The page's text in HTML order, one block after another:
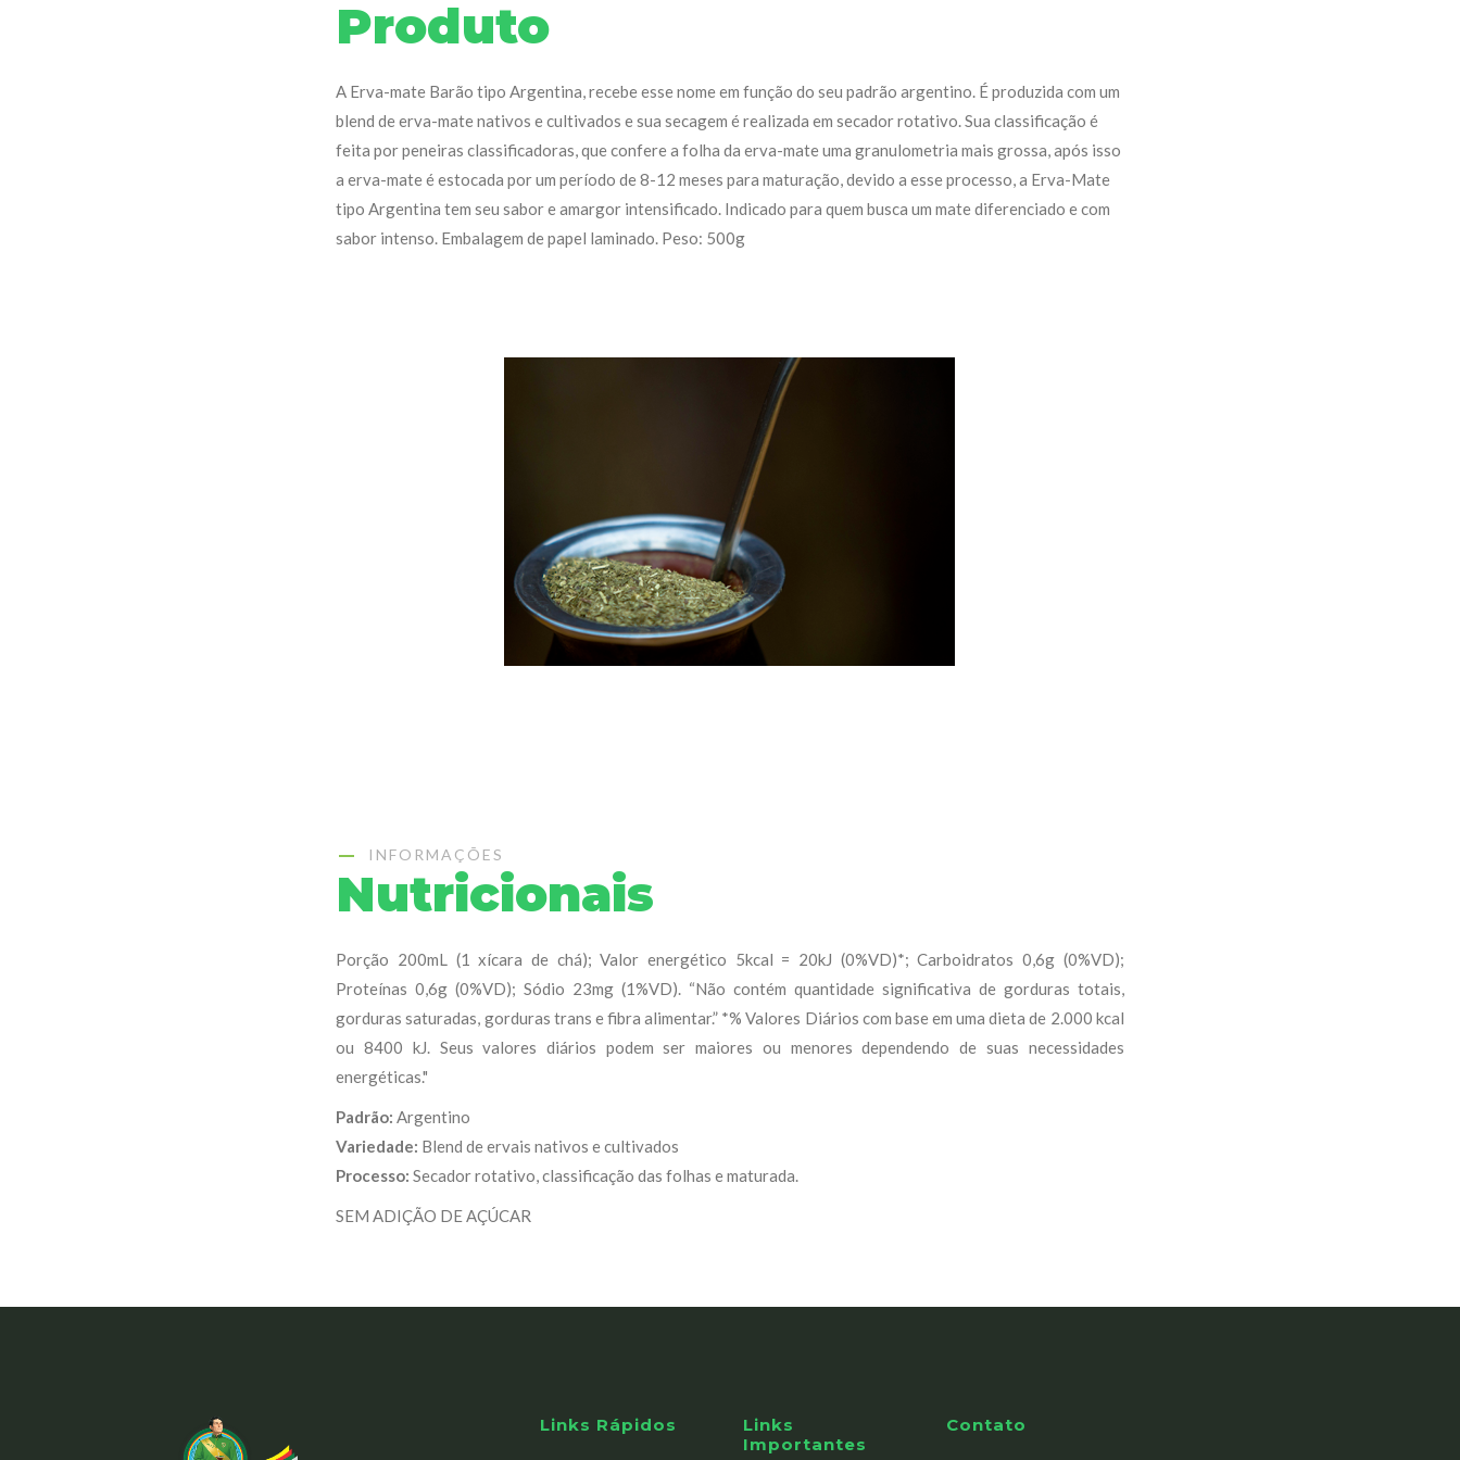
Produto
A Erva-mate Barão tipo Argentina, recebe esse nome em função do seu padrão argentino. É produzida com um
blend de erva-mate nativos e cultivados e sua secagem é realizada em secador rotativo. Sua classificação é
feita por peneiras classificadoras, que confere a folha da erva-mate uma granulometria mais grossa, após isso
a erva-mate é estocada por um período de 8-12 meses para maturação, devido a esse processo, a Erva-Mate
tipo Argentina tem seu sabor e amargor intensificado. Indicado para quem busca um mate diferenciado e com
sabor intenso. Embalagem de papel laminado. Peso: 500g
INFORMAÇÕES
Nutricionais
Porção 200mL (1 xícara de chá); Valor energético 5kcal = 20kJ (0%VD)*; Carboidratos 0,6g (0%VD);
Proteínas 0,6g (0%VD); Sódio 23mg (1%VD). “Não contém quantidade significativa de gorduras totais,
gorduras saturadas, gorduras trans e fibra alimentar.” *% Valores Diários com base em uma dieta de 2.000 kcal
ou 8400 kJ. Seus valores diários podem ser maiores ou menores dependendo de suas necessidades
energéticas."
Padrão: Argentino
Variedade: Blend de ervais nativos e cultivados
Processo: Secador rotativo, classificação das folhas e maturada.
SEM ADIÇÃO DE AÇÚCAR
Links Rápidos
Links
Importantes
Contato